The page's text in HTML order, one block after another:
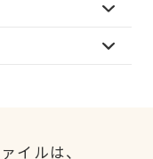
イルは、